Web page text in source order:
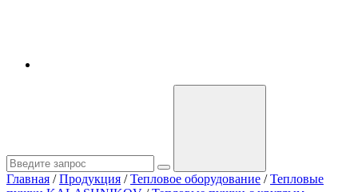
Главная / Продукция / Тепловое оборудование / Тепловые